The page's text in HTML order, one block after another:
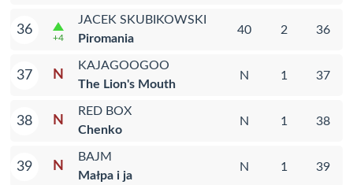
36
+4
JACEK SKUBIKOWSKI
Piromania
40 2 36
37 N
KAJAGOOGOO
The Lion's Mouth
N 1 37
38 N
RED BOX
Chenko
N 1 38
39 N
BAJM
Małpa i ja
N 1 39